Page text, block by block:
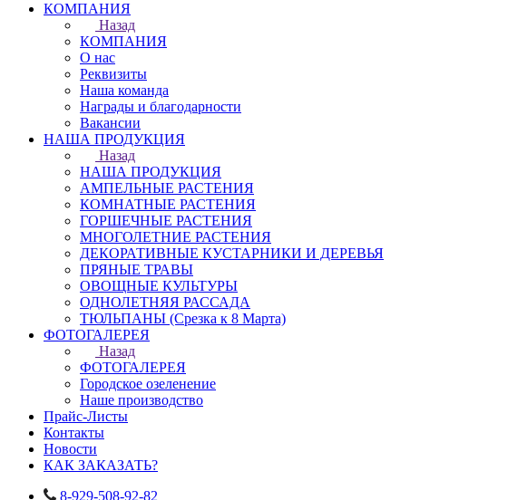
КОМПАНИЯ
Назад
КОМПАНИЯ
О нас
Реквизиты
Наша команда
Награды и благодарности
Вакансии
НАША ПРОДУКЦИЯ
Назад
НАША ПРОДУКЦИЯ
АМПЕЛЬНЫЕ РАСТЕНИЯ
КОМНАТНЫЕ РАСТЕНИЯ
ГОРШЕЧНЫЕ РАСТЕНИЯ
МНОГОЛЕТНИЕ РАСТЕНИЯ
ДЕКОРАТИВНЫЕ КУСТАРНИКИ И ДЕРЕВЬЯ
ПРЯНЫЕ ТРАВЫ
ОВОЩНЫЕ КУЛЬТУРЫ
ОДНОЛЕТНЯЯ РАССАДА
ТЮЛЬПАНЫ (Срезка к 8 Марта)
ФОТОГАЛЕРЕЯ
Назад
ФОТОГАЛЕРЕЯ
Городское озеленение
Наше производство
Прайс-Листы
Контакты
Новости
КАК ЗАКАЗАТЬ?
8-929-508-92-82